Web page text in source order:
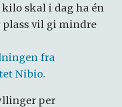
kilo skal i dag ha én
vil gi mindre
fra
Nibio.
per